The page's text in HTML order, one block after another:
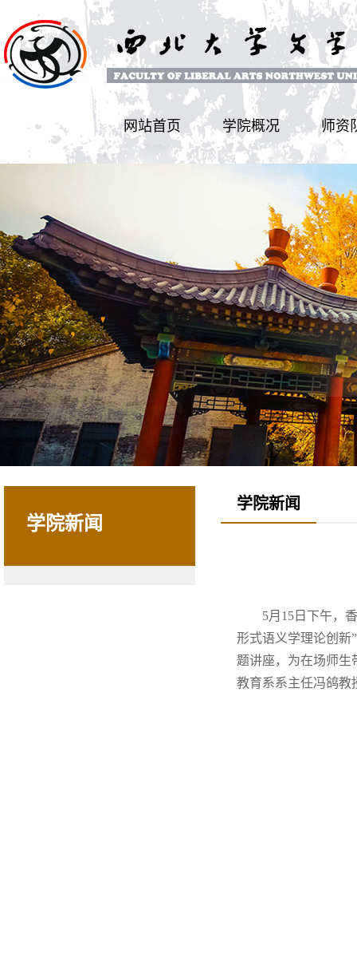
网站首页 学院概况 师资
学院新闻
学院新闻
5月15日下午，
形式语义学理论创新
题讲座，为在场师生
教育系系主任冯鸽教